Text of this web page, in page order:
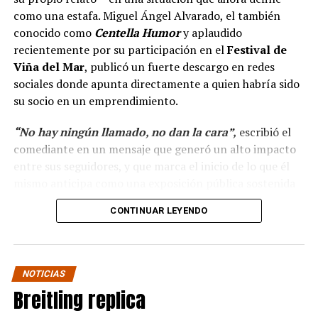
como una estafa. Miguel Ángel Alvarado, el también
conocido como Centella Humory aplaudido
recientemente por su participación en elFestival de
Viña del Mar, publicó un fuerte descargo en redes
sociales donde apunta directamente a quien habría sido
su socio en un emprendimiento.
“No hay ningún llamado, no dan la cara”, escribió el
comediante en un mensaje que generó un alto impacto
entre sus seguidores, y que marca el inicio de lo que él
en el tiempo.
“Hola a todos, ya ha
pasado más casi dos mes
y no hay ningún llamado
CONTINUAR LEYENDO
NOTICIAS
Breitling replica